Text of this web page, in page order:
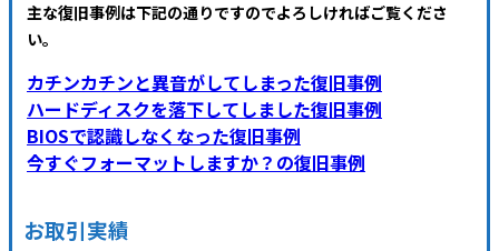
主な復旧事例は下記の通りですのでよろしければご覧くださ
い。
カチンカチンと異音がしてしまった復旧事例
ハードディスクを落下してしました復旧事例
BIOSで認識しなくなった復旧事例
今すぐフォーマットしますか？の復旧事例
お取引実績